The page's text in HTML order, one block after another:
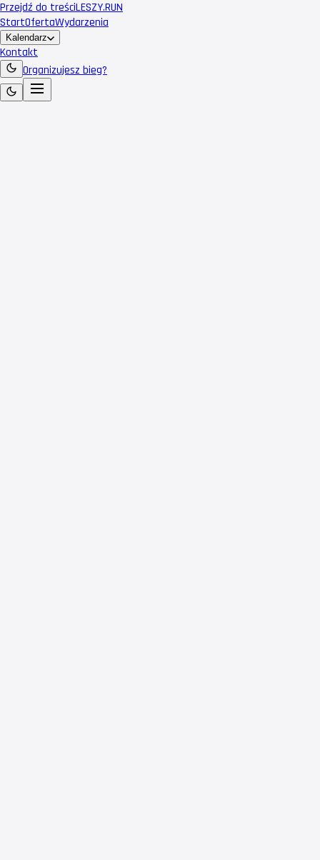
Przejdź do treściLESZY.RUN
StartOfertaWydarzenia
Kalendarz
Kontakt
Organizujesz bieg?